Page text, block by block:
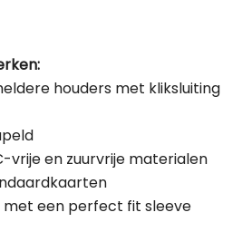
houders met kliksluiting
vrije en zuurvrije materialen
met een perfect fit sleeve